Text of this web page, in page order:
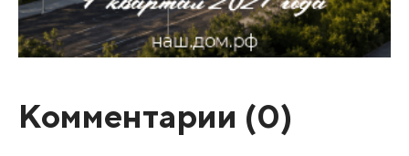
Комментарии (0)